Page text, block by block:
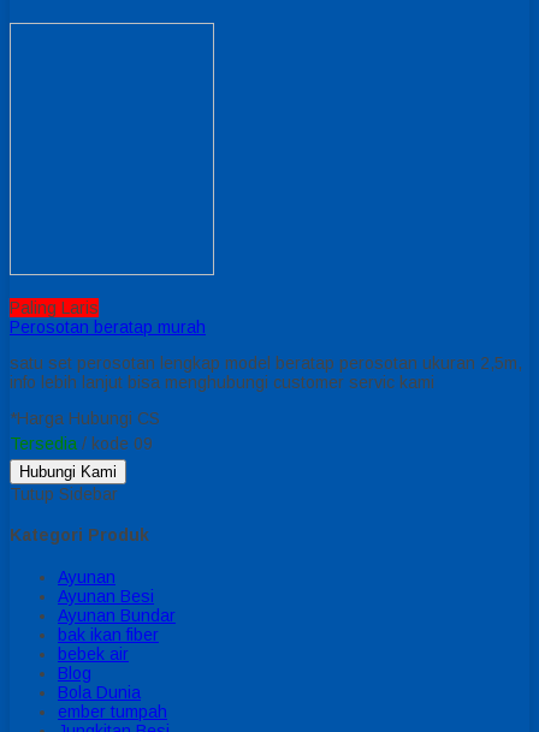
Paling Laris
Perosotan beratap murah
satu set perosotan lengkap model beratap perosotan ukuran 2,5m,
info lebih lanjut bisa menghubungi customer servic kami
*Harga Hubungi CS
Tersedia / kode 09
Hubungi Kami
Tutup Sidebar
Kategori Produk
Ayunan
Ayunan Besi
Ayunan Bundar
bak ikan fiber
bebek air
Blog
Bola Dunia
ember tumpah